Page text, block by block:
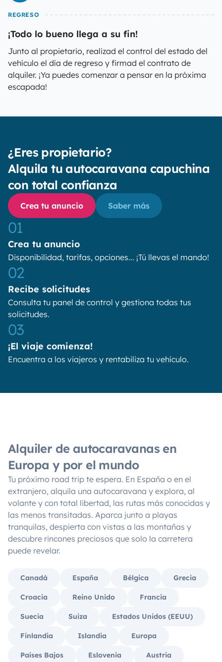
REGRESO
¡Todo lo bueno llega a su fin!
Junto al propietario, realizad el control del estado del
vehículo el día de regreso y firmad el contrato de
alquiler. ¡Ya puedes comenzar a pensar en la próxima
escapada!
¿Eres propietario?
Alquila tu autocaravana capuchina
con total confianza
Crea tu anuncio Saber más
01
Crea tu anuncio
Disponibilidad, tarifas, opciones... ¡Tú llevas el mando!
02
Recibe solicitudes
Consulta tu panel de control y gestiona todas tus
solicitudes.
03
¡El viaje comienza!
Encuentra a los viajeros y rentabiliza tu vehículo.
Alquiler de autocaravanas en
Europa y por el mundo
Tu próximo road trip te espera. En España o en el
extranjero, alquila una autocaravana y explora, al
volante y con total libertad, las rutas más conocidas y
las menos transitadas. Aparca junto a playas
tranquilas, despierta con vistas a las montañas y
descubre rincones preciosos que solo la carretera
puede revelar.
Canadá España Bélgica Grecia
Croacia Reino Unido Francia
Suecia Suiza Estados Unidos (EEUU)
Finlandia Islandia Europa
Países Bajos Eslovenia Austria